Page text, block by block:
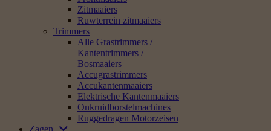
Zitmaaiers
Ruwterrein zitmaaiers
Trimmers
Alle Grastrimmers /
Kantentrimmers /
Bosmaaiers
Accugrastrimmers
Accukantenmaaiers
Elektrische Kantenmaaiers
Onkruidborstelmachines
Ruggedragen Motorzeisen
Zagen